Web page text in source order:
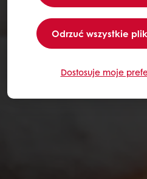
Odrzuć wszystkie
Dostosuje moje